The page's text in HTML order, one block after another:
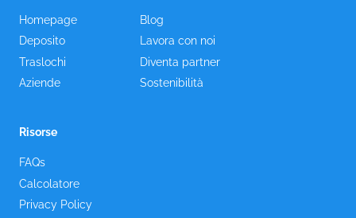
Homepage
Deposito
Traslochi
Aziende
Blog
Lavora con noi
Diventa partner
Sostenibilità
Risorse
FAQs
Calcolatore
Privacy Policy